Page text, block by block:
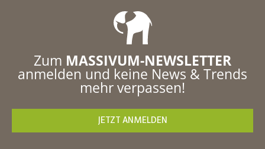
Zum MASSIVUM-NEWSLETTER
anmelden und keine News & Trends
mehr verpassen!
JETZT ANMELDEN